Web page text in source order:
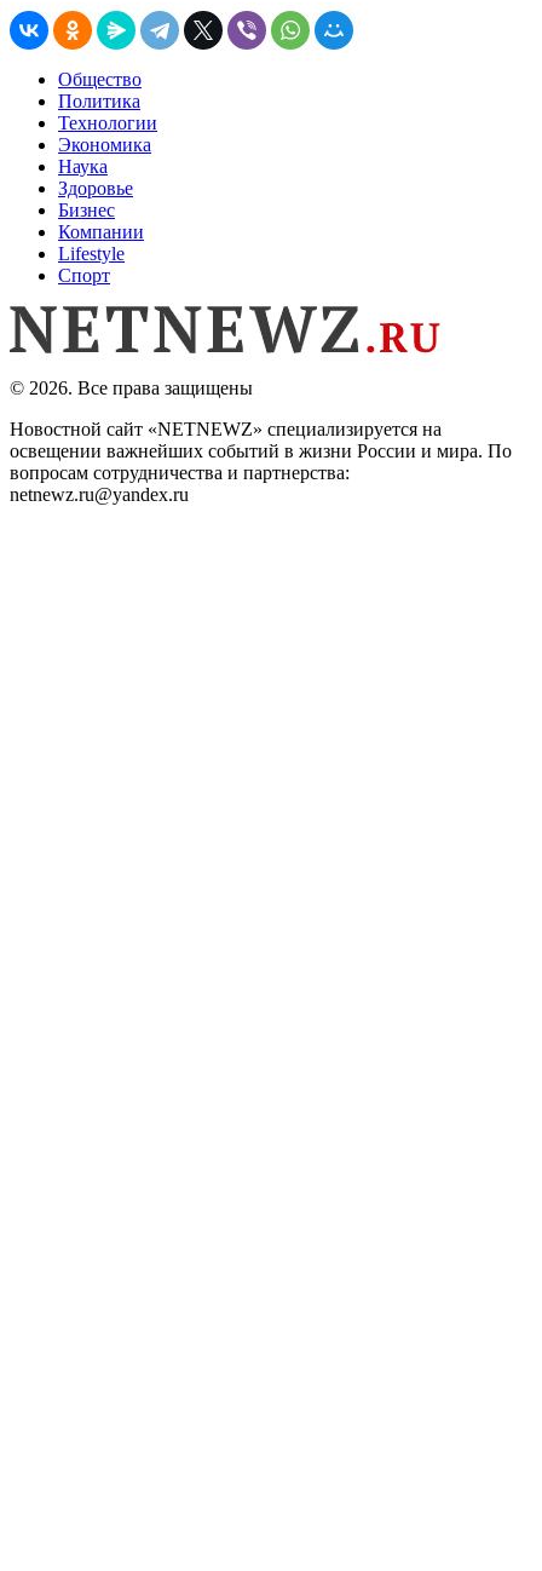
Общество
Политика
Технологии
Экономика
Наука
Здоровье
Бизнес
Компании
Lifestyle
Спорт
© 2026. Все права защищены
Новостной сайт «NETNEWZ» специализируется на
освещении важнейших событий в жизни России и мира. По
вопросам сотрудничества и партнерства:
netnewz.ru@yandex.ru